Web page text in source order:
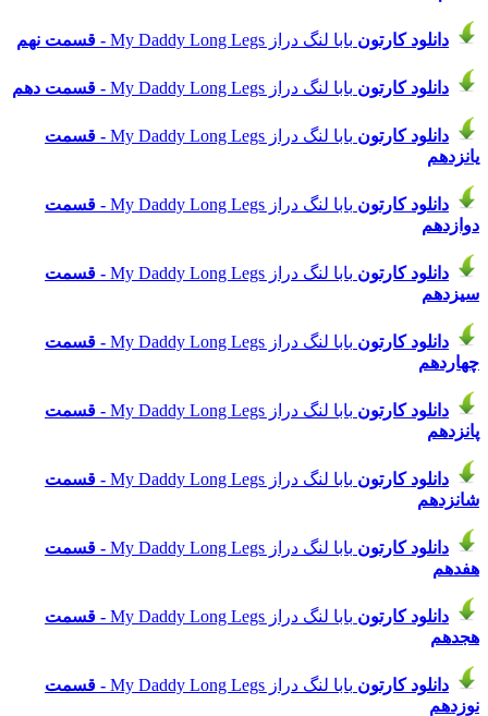
دانلود کارتون بابا لنگ دراز My Daddy Long Legs - قسمت نهم
دانلود کارتون بابا لنگ دراز My Daddy Long Legs - قسمت دهم
دانلود کارتون بابا لنگ دراز My Daddy Long Legs
- قسمت
یانزدهم
دانلود کارتون بابا لنگ دراز My Daddy Long Legs
- قسمت
دوازدهم
دانلود کارتون بابا لنگ دراز My Daddy Long Legs
- قسمت
سیزدهم
دانلود کارتون بابا لنگ دراز My Daddy Long Legs
- قسمت
چهاردهم
دانلود کارتون بابا لنگ دراز My Daddy Long Legs
- قسمت
پانزدهم
دانلود کارتون بابا لنگ دراز My Daddy Long Legs
- قسمت
شانزدهم
دانلود کارتون بابا لنگ دراز My Daddy Long Legs
- قسمت
هفدهم
دانلود کارتون بابا لنگ دراز My Daddy Long Legs
- قسمت
هجدهم
دانلود کارتون بابا لنگ دراز My Daddy Long Legs
- قسمت
نوزدهم